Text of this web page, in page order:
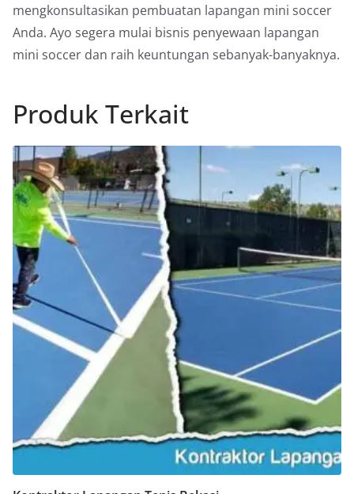
mengkonsultasikan pembuatan lapangan mini soccer
Anda. Ayo segera mulai bisnis penyewaan lapangan
mini soccer dan raih keuntungan sebanyak-banyaknya.
Produk Terkait